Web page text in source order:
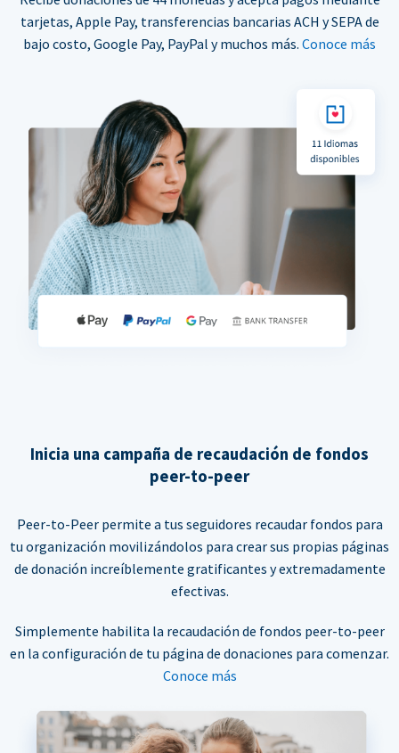
tarjetas, Apple Pay, transferencias bancarias ACH y SEPA de
bajo costo, Google Pay, PayPal y muchos más. Conoce más
Inicia una campaña de recaudación de fondos
peer-to-peer
Peer-to-Peer permite a tus seguidores recaudar fondos para
tu organización movilizándolos para crear sus propias páginas
de donación increíblemente gratificantes y extremadamente
efectivas.
Simplemente habilita la recaudación de fondos peer-to-peer
en la configuración de tu página de donaciones para comenzar.
Conoce más